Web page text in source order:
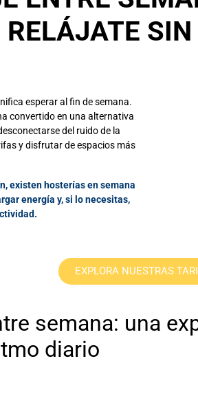
esperar al fin de semana.
convertido en una alternativa
del ruido de la
y disfrutar de espacios más
existen hosterías en semana
energía y, si lo necesitas,
EXPLORA NUESTRAS
semana: una
diario